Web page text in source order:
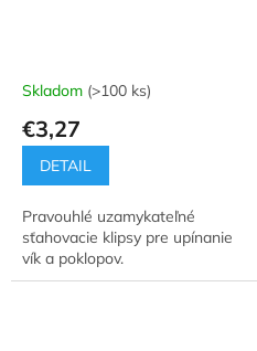
Skladom (>100 ks)
€3,27
DETAIL
Pravouhlé uzamykateľné
sťahovacie klipsy pre upínanie
vík a poklopov.